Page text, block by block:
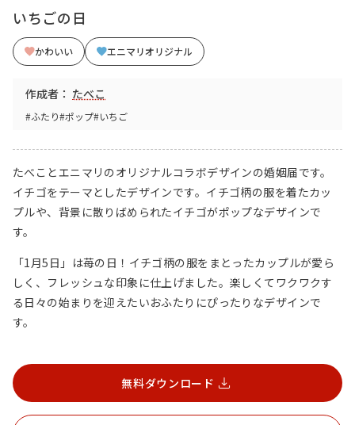
いちごの日
かわいい エニマリオリジナル
作成者： たべこ
#ふたり#ポップ#いちご
たべことエニマリのオリジナルコラボデザインの婚姻届です。
イチゴをテーマとしたデザインです。イチゴ柄の服を着たカッ
プルや、背景に散りばめられたイチゴがポップなデザインで
す。
「1月5日」は苺の日！イチゴ柄の服をまとったカップルが愛ら
しく、フレッシュな印象に仕上げました。楽しくてワクワクす
る日々の始まりを迎えたいおふたりにぴったりなデザインで
す。
無料ダウンロード